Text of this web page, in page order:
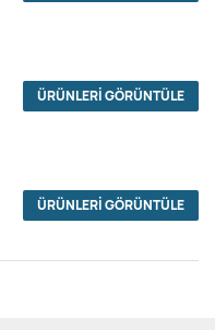
ÜRÜNLERI GÖRÜNTÜLE
ÜRÜNLERI GÖRÜNTÜLE